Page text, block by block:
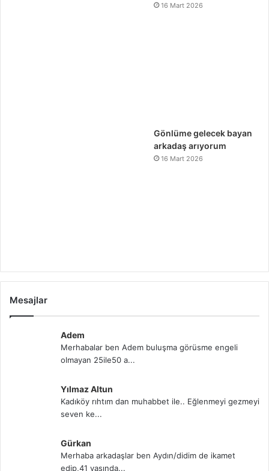
16 Mart 2026
Gönlüme gelecek bayan
arkadaş arıyorum
16 Mart 2026
Mesajlar
Adem
Merhabalar ben Adem buluşma görüsme engeli
olmayan 25ile50 a...
Yılmaz Altun
Kadıköy rıhtım dan muhabbet ile.. Eğlenmeyi gezmeyi
seven ke...
Gürkan
Merhaba arkadaşlar ben Aydın/didim de ikamet
edip,41 yaşında...